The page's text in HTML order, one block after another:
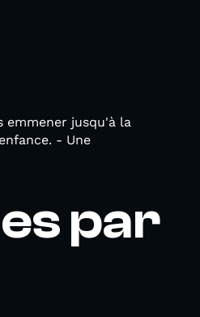
emmener jusqu'à la
- Une
par